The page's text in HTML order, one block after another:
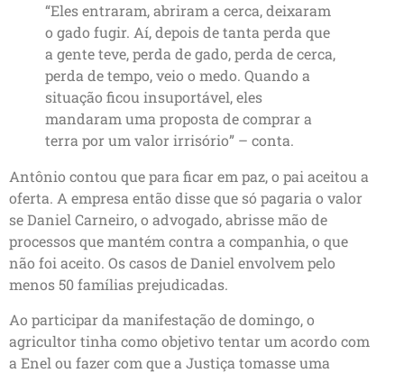
“Eles entraram, abriram a cerca, deixaram
o gado fugir. Aí, depois de tanta perda que
a gente teve, perda de gado, perda de cerca,
perda de tempo, veio o medo. Quando a
situação ficou insuportável, eles
mandaram uma proposta de comprar a
terra por um valor irrisório” – conta.
Antônio contou que para ficar em paz, o pai aceitou a
oferta. A empresa então disse que só pagaria o valor
se Daniel Carneiro, o advogado, abrisse mão de
processos que mantém contra a companhia, o que
não foi aceito. Os casos de Daniel envolvem pelo
menos 50 famílias prejudicadas.
Ao participar da manifestação de domingo, o
agricultor tinha como objetivo tentar um acordo com
a Enel ou fazer com que a Justiça tomasse uma